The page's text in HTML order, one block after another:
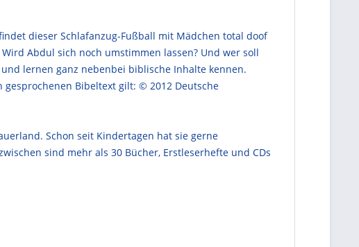
dieser Schlafanzug-Fußball mit Mädchen total doof
Abdul sich noch umstimmen lassen? Und wer soll
lernen ganz nebenbei biblische Inhalte kennen.
gesprochenen Bibeltext gilt: © 2012 Deutsche
Schon seit Kindertagen hat sie gerne
sind mehr als 30 Bücher, Erstleserhefte und CDs